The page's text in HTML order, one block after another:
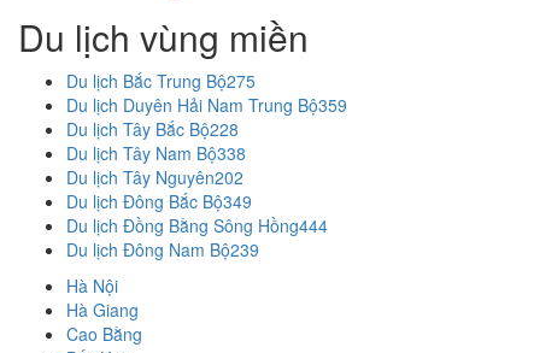
Du lịch vùng miền
Du lịch Bắc Trung Bộ275
Du lịch Duyên Hải Nam Trung Bộ359
Du lịch Tây Bắc Bộ228
Du lịch Tây Nam Bộ338
Du lịch Tây Nguyên202
Du lịch Đông Bắc Bộ349
Du lịch Đồng Bằng Sông Hồng444
Du lịch Đông Nam Bộ239
Hà Nội
Hà Giang
Cao Bằng